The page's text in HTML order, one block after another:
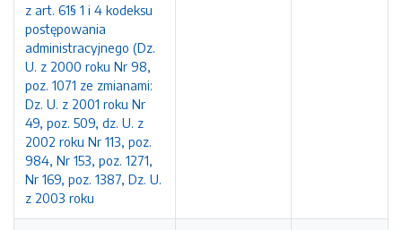
z art. 61§ 1 i 4 kodeksu
postępowania
administracyjnego (Dz.
U. z 2000 roku Nr 98,
poz. 1071 ze zmianami:
Dz. U. z 2001 roku Nr
49, poz. 509, dz. U. z
2002 roku Nr 113, poz.
984, Nr 153, poz. 1271,
Nr 169, poz. 1387, Dz. U.
z 2003 roku